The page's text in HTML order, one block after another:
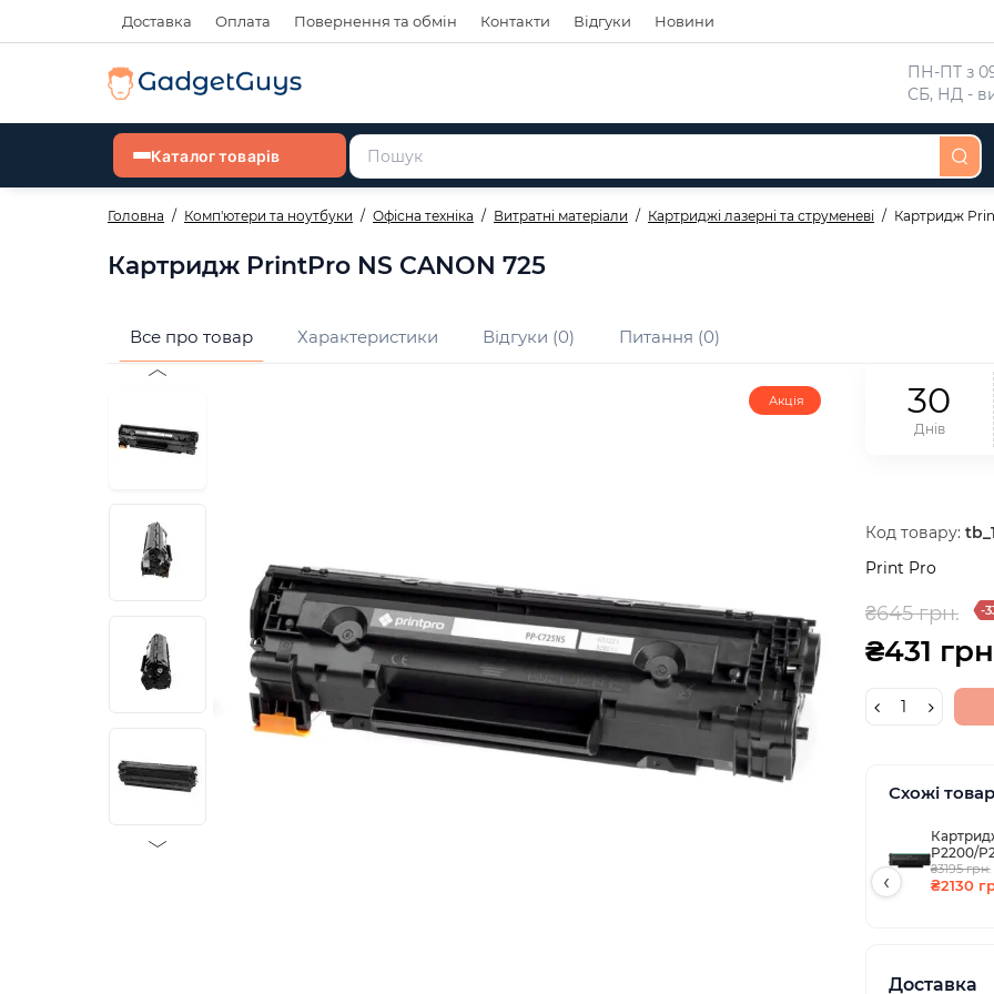
Доставка Оплата Повернення та обмін Контакти Відгуки Новини
ПН-ПТ з
СБ, НД -
Каталог товарів
Головна Комп'ютери та ноутбуки Офісна техніка Витратні матеріали Картриджі лазерні та струменеві Картридж
Картридж PrintPro NS CANON 725
Все про товар Характеристики Відгуки (0) Питання (0)
Акція 30
Днів
Код товару:
Print Pro
₴645 грн. -
₴431
Схожі
P2200/
(1600стр)
₴3195 грн.
₴2130
‹
Доставка